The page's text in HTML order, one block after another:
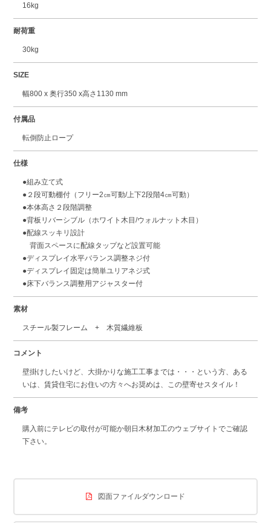
16kg
耐荷重
30kg
SIZE
幅800 x 奥行350 x高さ1130 mm
付属品
転倒防止ロープ
仕様
●組み立て式
●２段可動棚付（フリー2㎝可動/上下2段階4㎝可動）
●本体高さ２段階調整
●背板リバーシブル（ホワイト木目/ウォルナット木目）
●配線スッキリ設計
背面スペースに配線タップなど設置可能
●ディスプレイ水平バランス調整ネジ付
●ディスプレイ固定は簡単ユリアネジ式
●床下バランス調整用アジャスター付
素材
スチール製フレーム + 木質繊維板
コメント
壁掛けしたいけど、大掛かりな施工工事までは・・・という方、ある
いは、賃貸住宅にお住いの方々へお奨めは、この壁寄せスタイル！
備考
購入前にテレビの取付が可能か朝日木材加工のウェブサイトでご確認
下さい。
図面ファイルダウンロード